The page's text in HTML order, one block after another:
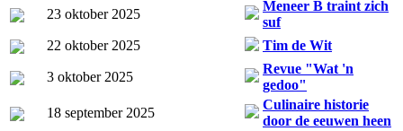
23 oktober 2025
Meneer B traint zich
suf
22 oktober 2025
Tim de Wit
3 oktober 2025
Revue "Wat 'n
gedoo"
18 september 2025
Culinaire historie
door de eeuwen heen